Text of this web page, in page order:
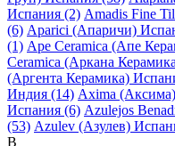
Испания (2) Amadis Fine
(6) Aparici (Апаричи)
(1) Ape Ceramica (Апе
Ceramica (Аркана
(Аргента Керамика)
Индия (14) Axima
Испания (6) Azulejos
(53) Azulev (Азулев)
B